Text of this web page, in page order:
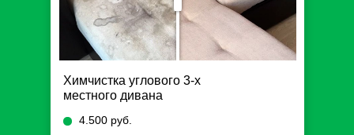
Химчистка углового 3-х
местного дивана
4.500 руб.